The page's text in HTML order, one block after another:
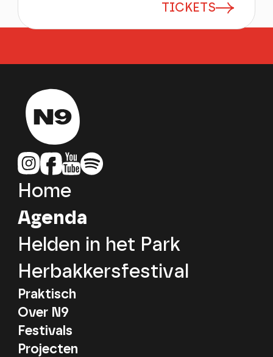
TICKETS
Home
Agenda
Helden in het Park
Herbakkersfestival
Praktisch
Over N9
Festivals
Projecten